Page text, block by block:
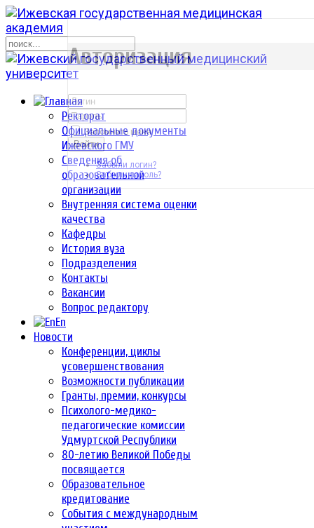
Ректорат
Официальные документы
Ижевского ГМУ
Сведения об
образовательной
организации
Внутренняя система оценки
качества
Кафедры
История вуза
Подразделения
Контакты
Вакансии
Вопрос редактору
En
Новости
Конференции, циклы
усовершенствования
Возможности публикации
Гранты, премии, конкурсы
Психолого-медико-
педагогические комиссии
Удмуртской Республики
80-летию Великой Победы
посвящается
Образовательное
кредитование
События с международным
р
Авторизация
Запомнить меня
Войти
Забыли логин?
Забыли пароль?